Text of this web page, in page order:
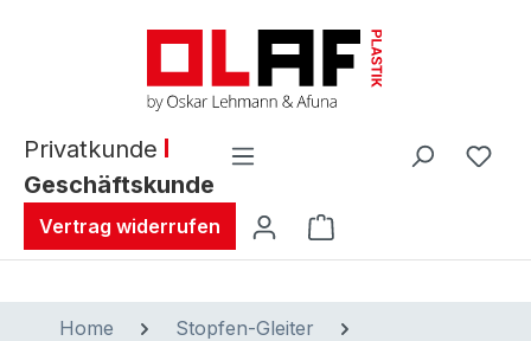
Privatkunde
Geschäftskunde
Vertrag widerrufen Warenkorb enthält
Home Stopfen-Gleiter